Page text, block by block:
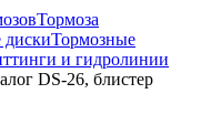
Тормоза
дискиТормозные
и гидролинии
DS-26, блистер